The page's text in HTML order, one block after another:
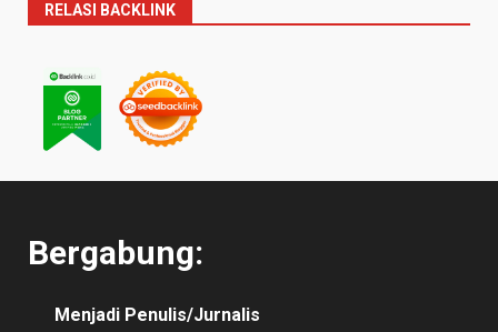
RELASI BACKLINK
Bergabung:
Menjadi Penulis/Jurnalis